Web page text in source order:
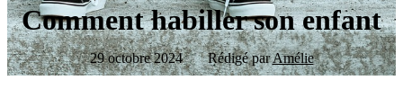
Comment habiller son enfant
29 octobre 2024 Rédigé parAmélie